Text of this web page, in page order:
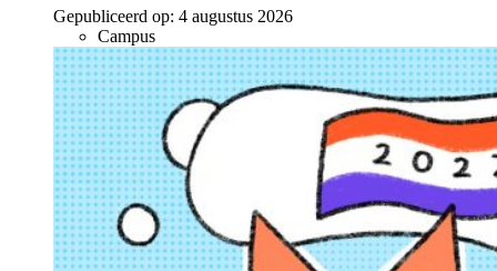
Gepubliceerd op: 4 augustus 2026
Campus